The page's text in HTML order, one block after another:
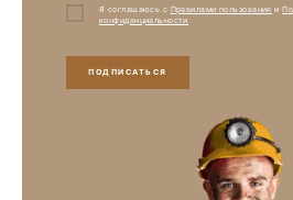
Я соглашаюсь с Правилами пользования и
конфиденциальности
ПОДПИСАТЬСЯ